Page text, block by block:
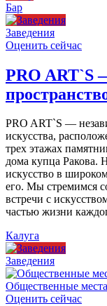
Бар
Заведения
Оценить сейчас
PRO ART`S
PRO ART`S —
искусства,
трех этажах
дома купца Ракова.
искусство в
его. Мы стремимся
встречи с
частью жизни
Калуга
Заведения
Общественные места
Оценить сейчас